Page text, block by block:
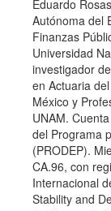
Eduardo
Autónoma del
Finanzas
Universidad
investigador
en Actuaria
México y
UNAM.
del Programa
(PRODEP).
CA.96, con
Internacional
Stability and